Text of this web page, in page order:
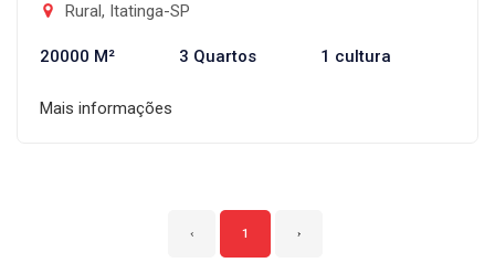
Rural, Itatinga-SP
20000 M² 3 Quartos 1 cultura
Mais informações
‹ 1 ›